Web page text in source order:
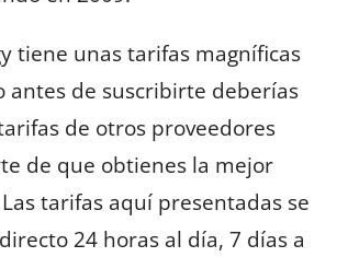
tiene unas tarifas magníficas
antes de suscribirte deberías
de otros proveedores
de que obtienes la mejor
tarifas aquí presentadas se
24 horas al día, 7 días a